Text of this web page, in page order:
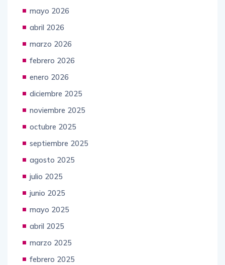
mayo 2026
abril 2026
marzo 2026
febrero 2026
enero 2026
diciembre 2025
noviembre 2025
octubre 2025
septiembre 2025
agosto 2025
julio 2025
junio 2025
mayo 2025
abril 2025
marzo 2025
febrero 2025